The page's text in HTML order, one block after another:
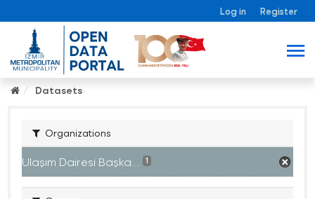
Log in Register
Datasets
Organizations
Ulaşım Dairesi Başka... 1